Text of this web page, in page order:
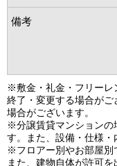
備考
※敷金・礼金・フリーレ
終了・変更する場合が
場合がございます。
※分譲賃貸マンションの
す。また、設備・仕様
※フロアー別やお部屋別
また、建物自体が許可